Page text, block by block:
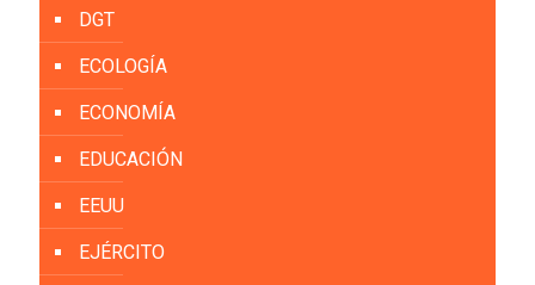
DGT
ECOLOGÍA
ECONOMÍA
EDUCACIÓN
EEUU
EJÉRCITO